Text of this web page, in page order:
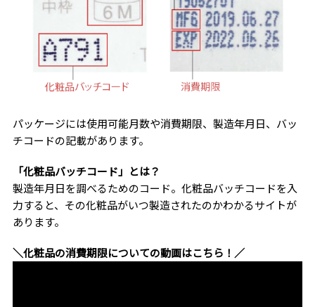
パッケージには使用可能月数や消費期限、製造年月日、バッ
チコードの記載があります。
「化粧品バッチコード」とは？
製造年月日を調べるためのコード。化粧品バッチコードを入
力すると、その化粧品がいつ製造されたのかわかるサイトが
あります。
＼化粧品の消費期限についての動画はこちら！／